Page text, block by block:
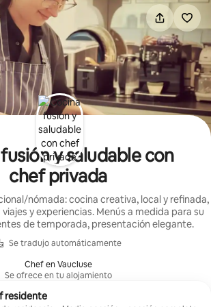
y saludable con
chef privada
nómada: cocina creativa, local y refinada,
y experiencias. Menús a medida para su
de temporada, presentación elegante.
Se tradujo automáticamente
Chef en Vaucluse
Se ofrece en tu alojamiento
residente